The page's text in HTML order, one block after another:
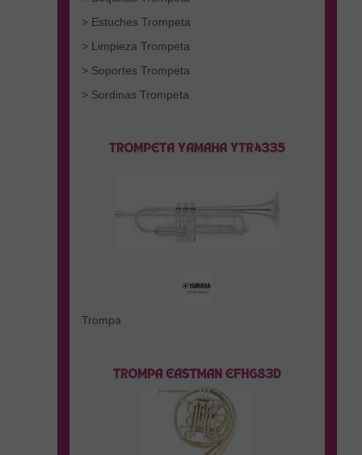
> Estuches Trompeta
> Limpieza Trompeta
> Soportes Trompeta
> Sordinas Trompeta
Trompa